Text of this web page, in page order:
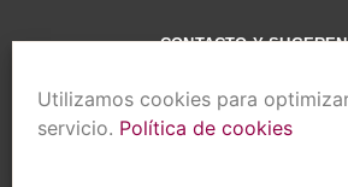
Utilizamos cookies para
servicio. Política de cookies
CONTACTO Y